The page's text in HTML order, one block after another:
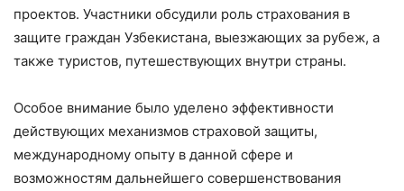
проектов. Участники обсудили роль страхования в
защите граждан Узбекистана, выезжающих за рубеж, а
также туристов, путешествующих внутри страны.
Особое внимание было уделено эффективности
действующих механизмов страховой защиты,
международному опыту в данной сфере и
возможностям дальнейшего совершенствования